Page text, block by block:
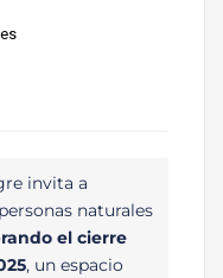
invita a
naturales
el cierre
, un espacio